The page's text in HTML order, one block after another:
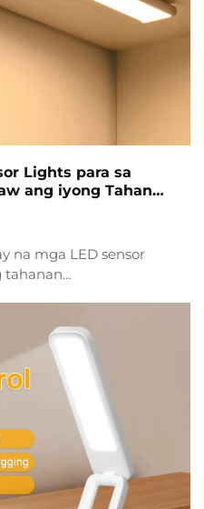
Lights para sa
ang iyong Tahanan
na mga LED sensor
tahanan
gamit ang
ng paggalaw.